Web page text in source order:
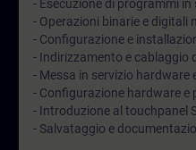
- Esecuzione di programmi
- Operazioni binarie e digitali
- Configurazione e
- Indirizzamento e cablaggio
- Messa in servizio hardware
- Configurazione hardware e
- Introduzione al touchpanel
- Salvataggio e